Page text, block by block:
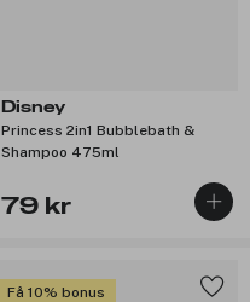
Disney
Princess 2in1 Bubblebath &
Shampoo 475ml
79 kr
Få 10% bonus